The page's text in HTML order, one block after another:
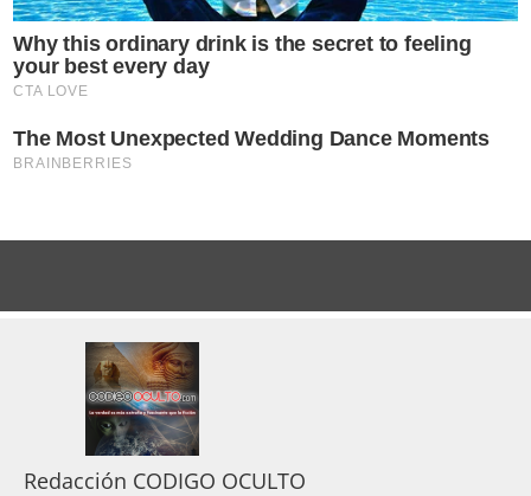
Redacción CODIGO OCULTO